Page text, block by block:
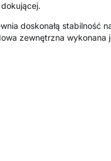
doskonałą stabilność
zewnętrzna wykonana